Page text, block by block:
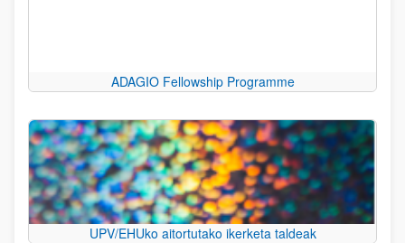
ADAGIO Fellowship Programme
UPV/EHUko aitortutako ikerketa taldeak